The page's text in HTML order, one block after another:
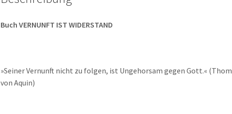
Buch VERNUNFT IST WIDERSTAND
»Seiner Vernunft nicht zu folgen, ist Ungehorsam gegen Gott.«
von Aquin)